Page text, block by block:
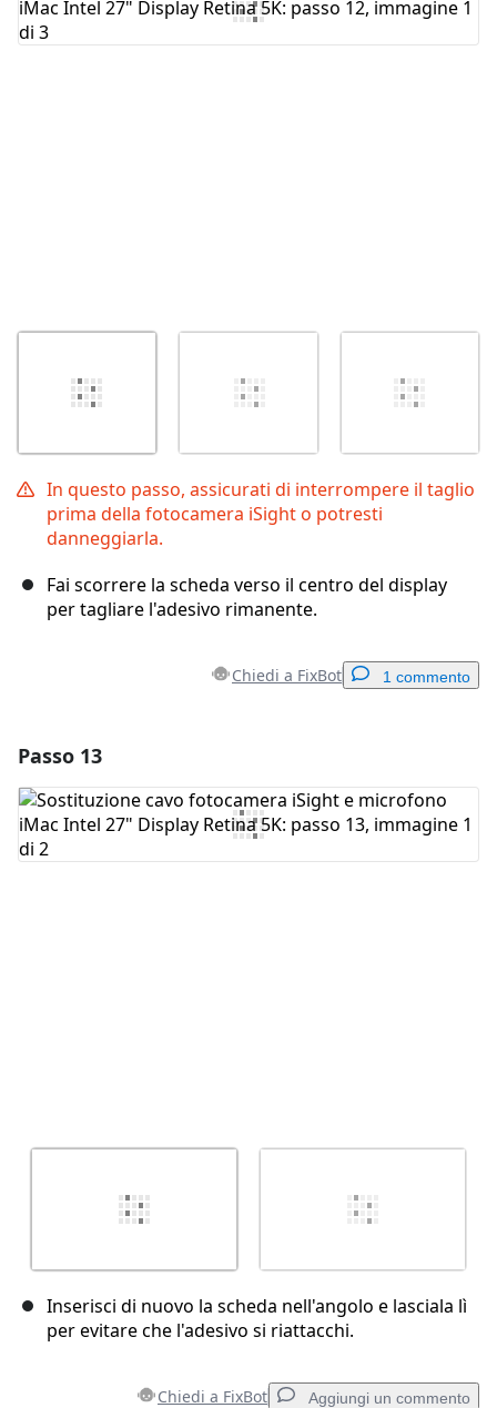
In questo passo, assicurati di interrompere il taglio
prima della fotocamera iSight o potresti
danneggiarla.
Fai scorrere la scheda verso il centro del display
per tagliare l'adesivo rimanente.
Chiedi a FixBot 1 commento
Aggiungi Commento
Passo 13
Inserisci di nuovo la scheda nell'angolo e lasciala lì
per evitare che l'adesivo si riattacchi.
Chiedi a FixBot Aggiungi un commento